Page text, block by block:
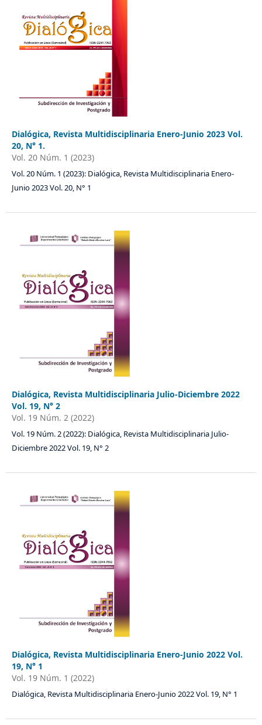
Dialógica, Revista Multidisciplinaria Enero-Junio 2023 Vol.
20, N° 1.
Vol. 20 Núm. 1 (2023)
Vol. 20 Núm. 1 (2023): Dialógica, Revista Multidisciplinaria Enero-
Junio 2023 Vol. 20, N° 1
Dialógica, Revista Multidisciplinaria Julio-Diciembre 2022
Vol. 19, N° 2
Vol. 19 Núm. 2 (2022)
Vol. 19 Núm. 2 (2022): Dialógica, Revista Multidisciplinaria Julio-
Diciembre 2022 Vol. 19, N° 2
Dialógica, Revista Multidisciplinaria Enero-Junio 2022 Vol.
19, N° 1
Vol. 19 Núm. 1 (2022)
Dialógica, Revista Multidisciplinaria Enero-Junio 2022 Vol. 19, N° 1